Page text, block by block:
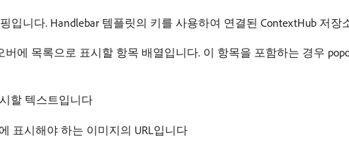
입니다. Handlebar 템플릿의 키를 사용하여 연결된 ContextHub 저장
버에 목록으로 표시할 항목 배열입니다. 이 항목을 포함하는 경우
할 텍스트입니다
표시해야 하는 이미지의 URL입니다